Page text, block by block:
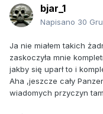
bjar_1
Napisano 30
Ja nie miałem takich
zaskoczyła mnie
jakby się uparł to i
Aha ,jeszcze cały
wiadomych przyczyn